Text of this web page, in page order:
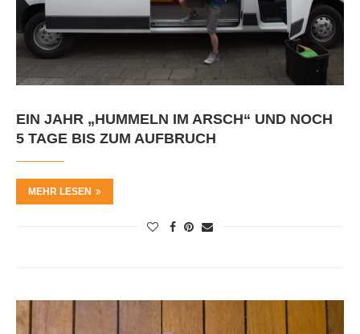
EIN JAHR „HUMMELN IM ARSCH“ UND NOCH
5 TAGE BIS ZUM AUFBRUCH
MEHR LESEN